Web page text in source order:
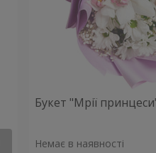
Букет "Мрії
Немає в наявності